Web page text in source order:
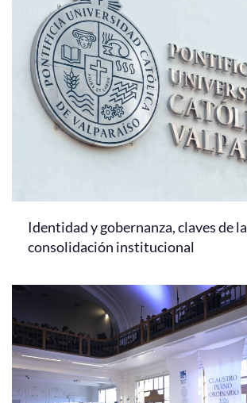
Identidad y gobernanza, claves de la
consolidación institucional